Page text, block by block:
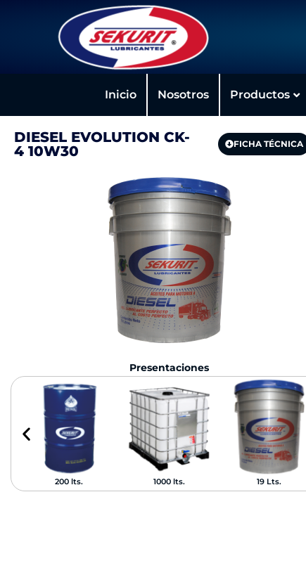
Inicio Nosotros Productos
DIESEL EVOLUTION CK-
4 10W30
FICHA TÉCNICA
Presentaciones
200 lts. 1000 lts. 19 Lts.